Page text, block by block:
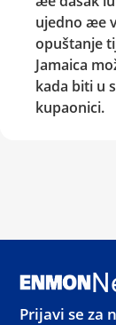
ujedno æe
opuštanje
Jamaica
kada biti u
kupaonici.
Prijavi se za